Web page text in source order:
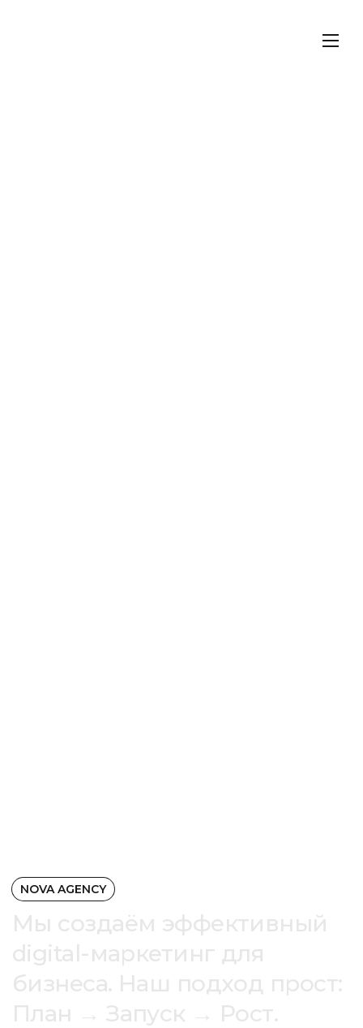
NOVA AGENCY
Мы создаём эффективный
digital-маркетинг для
бизнеса. Наш подход прост:
План → Запуск → Рост.